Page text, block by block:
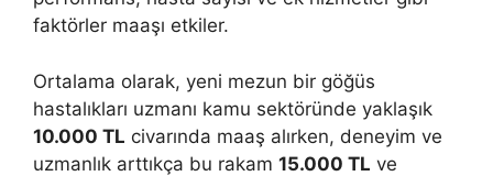
faktörler maaşı etkiler.
Ortalama olarak, yeni mezun bir göğüs
hastalıkları uzmanı kamu sektöründe yaklaşık
10.000 TL civarında maaş alırken, deneyim ve
uzmanlık arttıkça bu rakam 15.000 TL ve